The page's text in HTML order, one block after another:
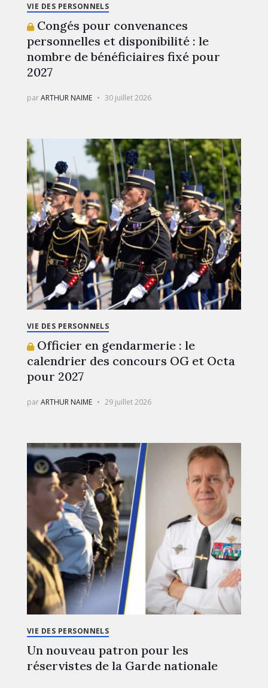
VIE DES PERSONNELS
Congés pour convenances
personnelles et disponibilité : le
nombre de bénéficiaires fixé pour
2027
parARTHUR NAIME 30 juillet 2026
VIE DES PERSONNELS
Officier en gendarmerie : le
calendrier des concours OG et Octa
pour 2027
parARTHUR NAIME 29 juillet 2026
VIE DES PERSONNELS
Un nouveau patron pour les
réservistes de la Garde nationale